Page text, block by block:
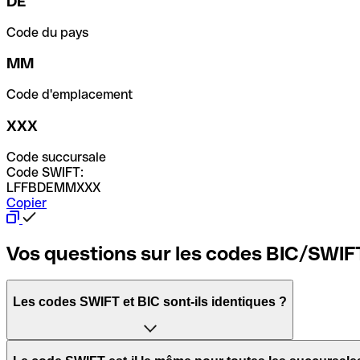
Code du pays
MM
Code d'emplacement
XXX
Code succursale
Code SWIFT:
LFFBDEMMXXX
Copier
Vos questions sur les codes BIC/
Les codes SWIFT et BIC sont-ils identiques ?